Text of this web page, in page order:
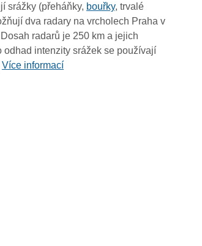
12:40
12:30
12:20
12:10
srážky (přeháňky, bouřky, trvalé
dva radary na vrcholech Praha v
radarů je 250 km a jejich
odhad intenzity srážek se používají
Více informací